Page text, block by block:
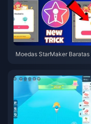
Moedas StarMaker Baratas